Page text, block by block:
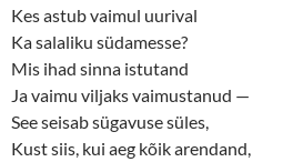
Kes astub vaimul uurival
Ka salaliku südamesse?
Mis ihad sinna istutand
Ja vaimu viljaks vaimustanud —
See seisab sügavuse süles,
Kust siis, kui aeg kõik arendand,